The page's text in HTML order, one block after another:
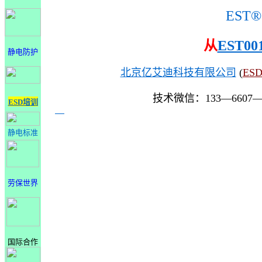
静电防护
ESD培训
静电标准
劳保世界
国际合作
EST®
从
北京亿艾迪科技有限公司 (
技术微信：